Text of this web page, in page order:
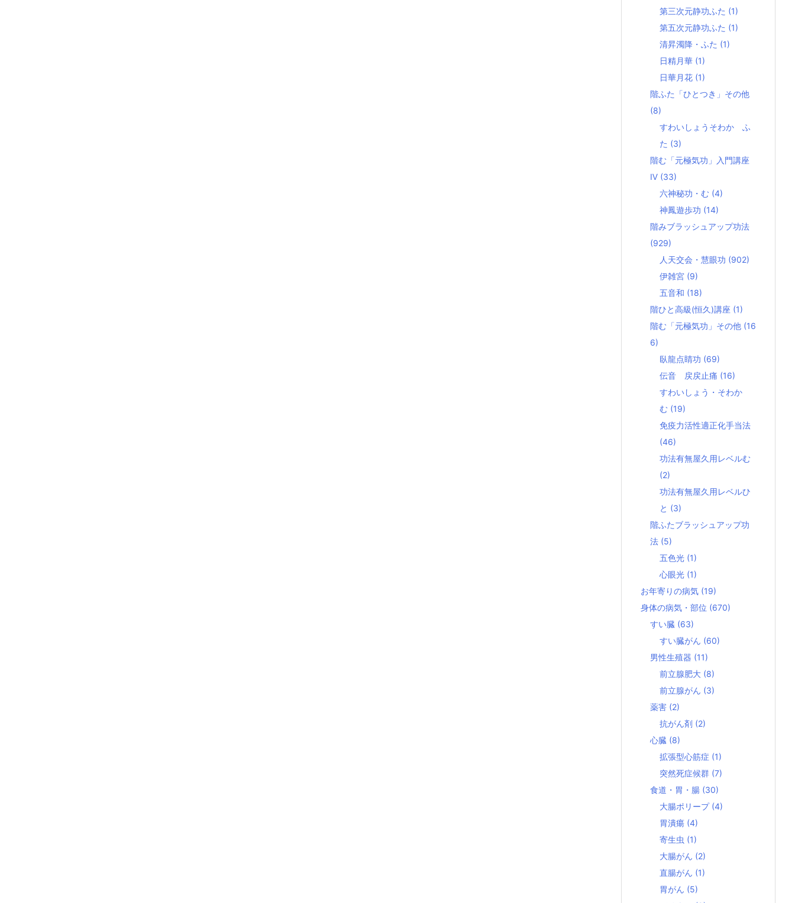
第三次元静功ふた (1)
第五次元静功ふた (1)
清昇濁降・ふた (1)
日精月華 (1)
日華月花 (1)
階ふた「ひとつき」その他
(8)
すわいしょうそわか ふ
た (3)
階む「元極気功」入門講座
Ⅳ (33)
六神秘功・む (4)
神鳳遊歩功 (14)
階みブラッシュアップ功法
(929)
人天交会・慧眼功 (902)
伊雑宮 (9)
五音和 (18)
階ひと高級(恒久)講座 (1)
階む「元極気功」その他 (16
6)
臥龍点睛功 (69)
伝音 戻戻止痛 (16)
すわいしょう・そわか
む (19)
免疫力活性適正化手当法
(46)
功法有無屋久用レベルむ
(2)
功法有無屋久用レベルひ
と (3)
階ふたブラッシュアップ功
法 (5)
五色光 (1)
心眼光 (1)
お年寄りの病気 (19)
身体の病気・部位 (670)
すい臓 (63)
すい臓がん (60)
男性生殖器 (11)
前立腺肥大 (8)
前立腺がん (3)
薬害 (2)
抗がん剤 (2)
心臓 (8)
拡張型心筋症 (1)
突然死症候群 (7)
食道・胃・腸 (30)
大腸ポリープ (4)
胃潰瘍 (4)
寄生虫 (1)
大腸がん (2)
直腸がん (1)
胃がん (5)